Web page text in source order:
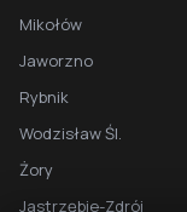
Mikołów
Jaworzno
Rybnik
Wodzisław Śl.
Żory
Jastrzębie-Zdrój